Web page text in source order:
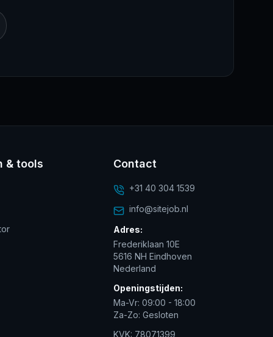
& tools Contact
+31 40 304 1539
info@sitejob.nl
Adres:
Frederiklaan 10E
5616 NH Eindhoven
Nederland
Openingstijden:
Ma-Vr: 09:00 - 18:00
Za-Zo: Gesloten
KVK: 78071399